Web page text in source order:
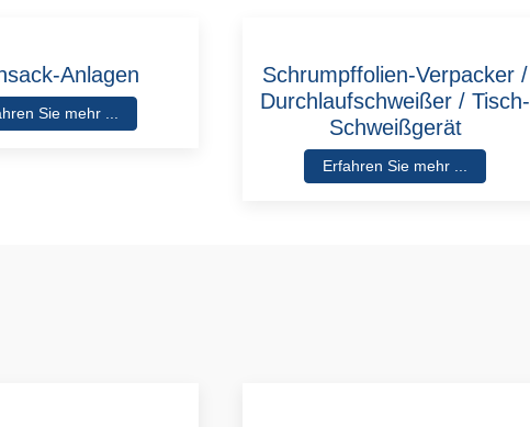
Anlagen
Sie mehr ...
Schrumpffolien-Verpacker /
Durchlaufschweißer / Tisch-
Schweißgerät
Erfahren Sie mehr ...